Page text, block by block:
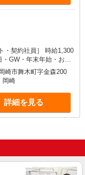
円（週5日勤務） ※収入
間中は日当支払いあり
00〜13：30） ※月15
・契約社員］ 時給1,300
GW・年末年始・お盆
※交通費規定支給（上限
早めに試雇が取れるス
。 試雇期間中は、時給
、土日手当も試雇期間
崎市舞木町字金森200
岡崎
詳細を見る